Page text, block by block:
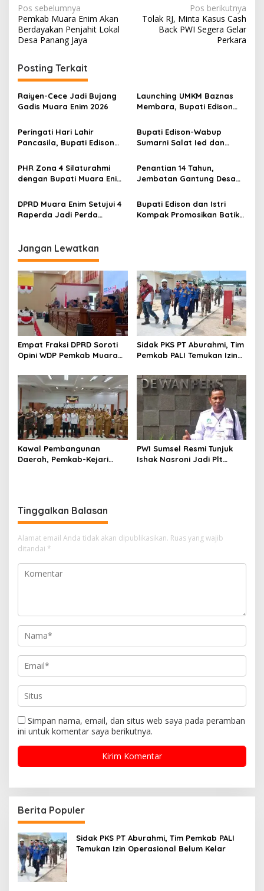
N
a
v
i
g
a
s
i
p
s
Pos sebelumnya
Pemkab Muara Enim Akan
Berdayakan Penjahit Lokal
Desa Panang Jaya
Pos berikutnya
Tolak RJ, Minta Kasus Cash
Back PWI Segera Gelar
Perkara
Posting Terkait
Raiyen-Cece Jadi Bujang
Gadis Muara Enim 2026
Launching UMKM Baznas
Membara, Bupati Edison
Usaha kepada 200
Mustahik
Peringati Hari Lahir
Pancasila, Bupati Edison
Perkokoh Persatuan dan
Kawal Pembangunan
Bupati Edison-Wabup
Sumarni Salat Ied dan
di Masjid Agung
PHR Zona 4 Silaturahmi
dengan Bupati Muara Enim
Sinergi Dukung Ketahanan
Energi Nasional
Penantian 14 Tahun,
Jembatan Gantung Desa
DPRD Muara Enim Setujui 4
Raperda Jadi Perda
Bupati Edison dan Istri
Kompak Promosikan Batik
Jangan Lewatkan
Empat Fraksi DPRD Soroti
Opini WDP Pemkab Muara
Kelola Keuangan
Sidak PKS PT Aburahmi, Tim
Pemkab PALI Temukan Izin
Kawal Pembangunan
Daerah, Pemkab-Kejari
PWI Sumsel Resmi Tunjuk
Ishak Nasroni Jadi Plt
Tinggalkan Balasan
Alamat email Anda tidak akan dipublikasikan. Ruas yang wajib
ditandai *
Simpan nama, email, dan situs web saya pada peramban
ini untuk komentar saya berikutnya.
Berita Populer
Sidak PKS PT Aburahmi, Tim Pemkab PALI
Temukan Izin Operasional Belum Kelar